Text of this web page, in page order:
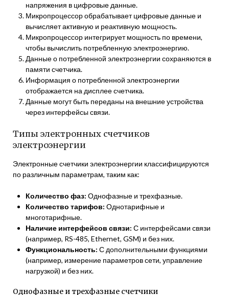
напряжения в цифровые данные.
Микропроцессор обрабатывает цифровые данные и
вычисляет активную и реактивную мощность.
Микропроцессор интегрирует мощность по времени,
чтобы вычислить потребленную электроэнергию.
Данные о потребленной электроэнергии сохраняются в
памяти счетчика.
Информация о потребленной электроэнергии
отображается на дисплее счетчика.
Данные могут быть переданы на внешние устройства
через интерфейсы связи.
Типы электронных счетчиков
электроэнергии
Электронные счетчики электроэнергии классифицируются
по различным параметрам, таким как:
Количество фаз: Однофазные и трехфазные.
Количество тарифов: Однотарифные и
многотарифные.
Наличие интерфейсов связи: С интерфейсами связи
(например, RS-485, Ethernet, GSM) и без них.
Функциональность: С дополнительными функциями
(например, измерение параметров сети, управление
нагрузкой) и без них.
Однофазные и трехфазные счетчики